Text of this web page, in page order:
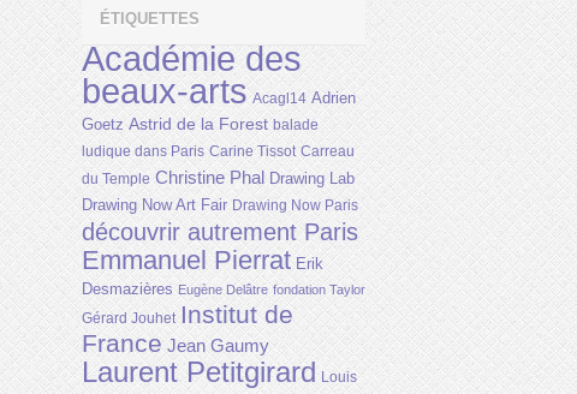
ÉTIQUETTES
Académie des
beaux-arts Acagl14 Adrien
Goetz Astrid de la Forest balade
ludique dans Paris Carine Tissot Carreau
du Temple Christine Phal Drawing Lab
Drawing Now Art Fair Drawing Now Paris
découvrir autrement Paris
Emmanuel Pierrat Erik
Desmazières Eugène Delâtre fondation Taylor
Gérard Jouhet Institut de
France Jean Gaumy
Laurent Petitgirard Louis